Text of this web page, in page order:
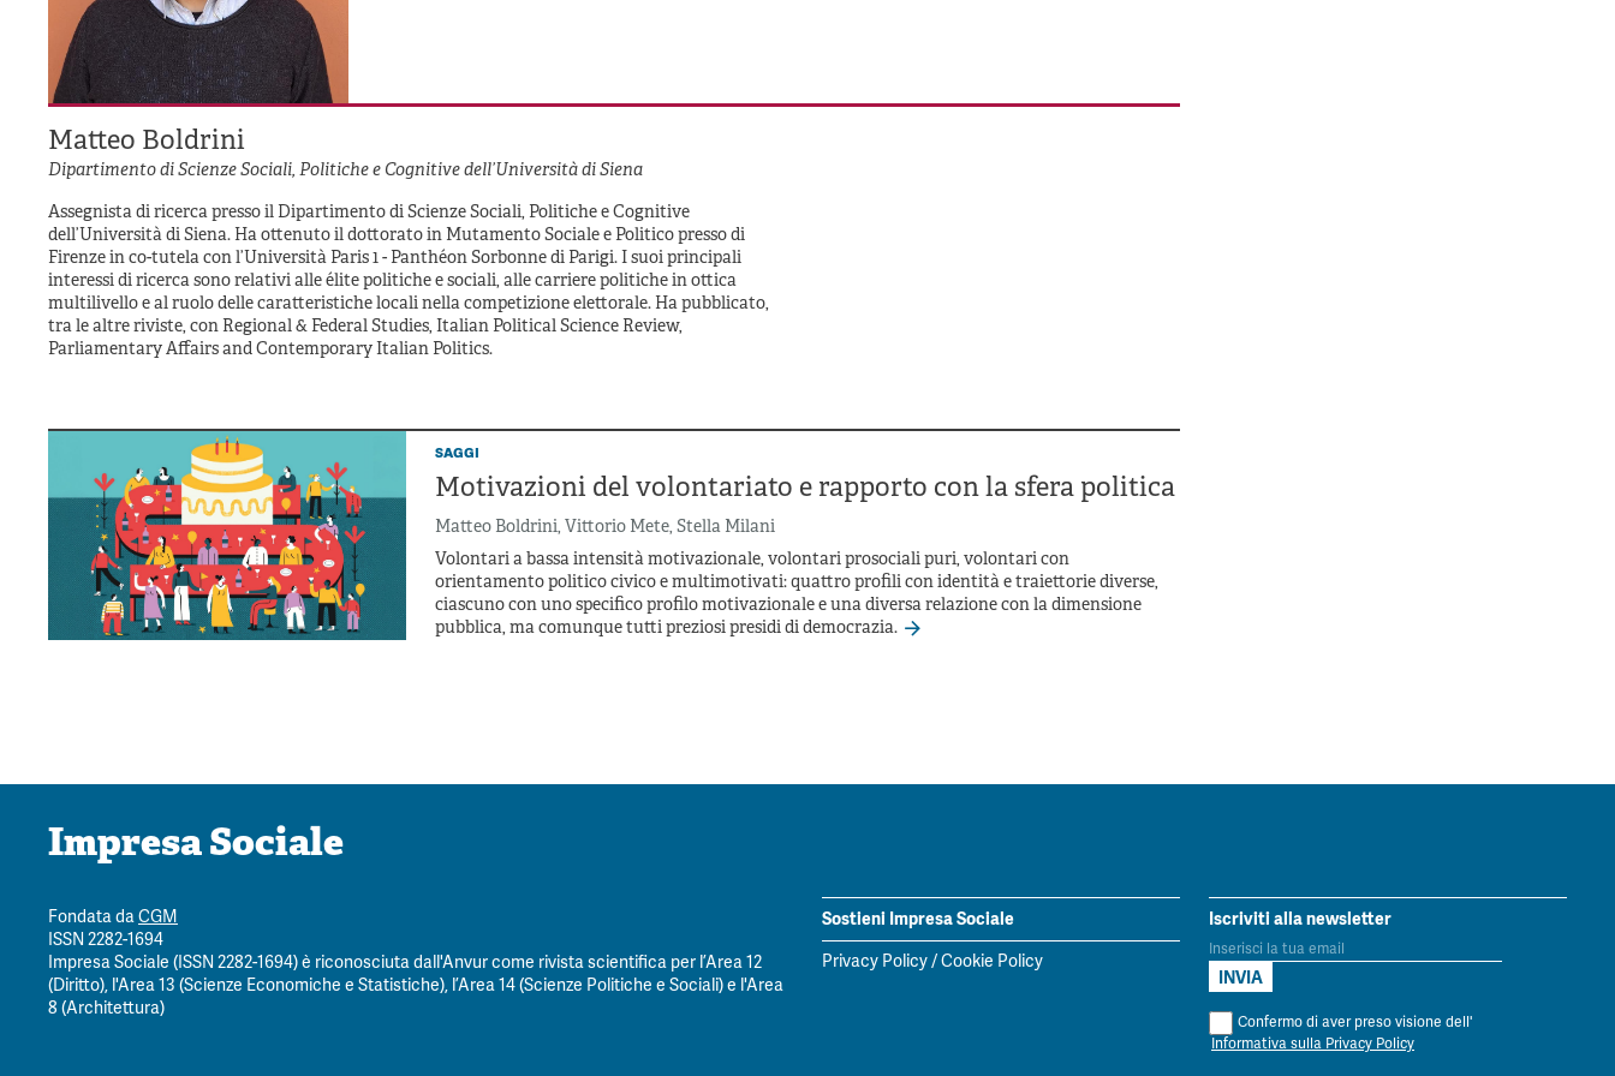
Matteo Boldrini
Dipartimento di Scienze Sociali, Politiche e Cognitive dell’Università di Siena
Assegnista di ricerca presso il Dipartimento di Scienze Sociali, Politiche e Cognitive
dell’Università di Siena. Ha ottenuto il dottorato in Mutamento Sociale e Politico presso di
Firenze in co-tutela con l’Università Paris 1 - Panthéon Sorbonne di Parigi. I suoi principali
interessi di ricerca sono relativi alle élite politiche e sociali, alle carriere politiche in ottica
multilivello e al ruolo delle caratteristiche locali nella competizione elettorale. Ha pubblicato,
tra le altre riviste, con Regional & Federal Studies, Italian Political Science Review,
Parliamentary Affairs and Contemporary Italian Politics.
saggi
Motivazioni del volontariato e rapporto con la sfera politica
Matteo Boldrini, Vittorio Mete, Stella Milani
Volontari a bassa intensità motivazionale, volontari prosociali puri, volontari con
orientamento politico civico e multimotivati: quattro profili con identità e traiettorie diverse,
ciascuno con uno specifico profilo motivazionale e una diversa relazione con la dimensione
pubblica, ma comunque tutti preziosi presidi di democrazia.
Impresa Sociale
Fondata daCGM
ISSN 2282-1694
Impresa Sociale (ISSN 2282-1694) è riconosciuta dall'Anvur come rivista scientifica per l’Area 12
(Diritto), l'Area 13 (Scienze Economiche e Statistiche), l’Area 14 (Scienze Politiche e Sociali) e l'Area
8 (Architettura)
Sostieni Impresa Sociale
Privacy Policy/Cookie Policy
Iscriviti alla newsletter
Confermo di aver preso visione dell'
Informativa sulla Privacy Policy